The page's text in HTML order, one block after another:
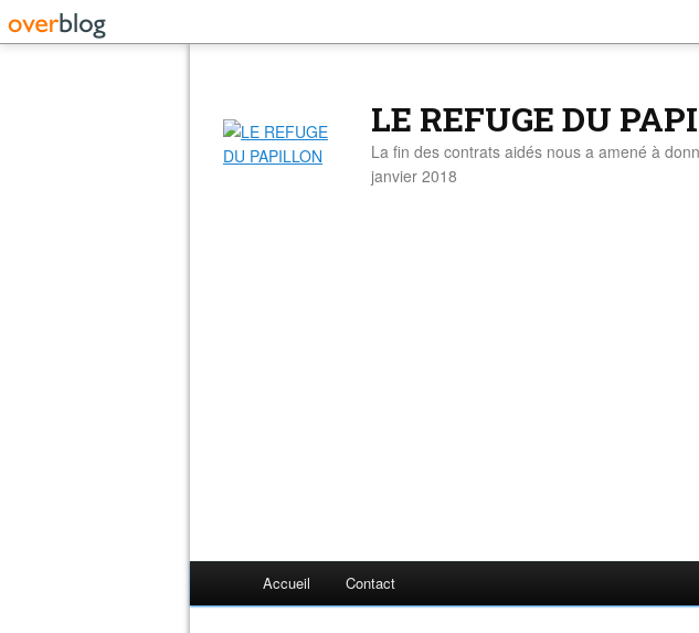
LE REFUGE DU
La fin des contrats aidés nous a amené à
janvier 2018
Accueil Contact